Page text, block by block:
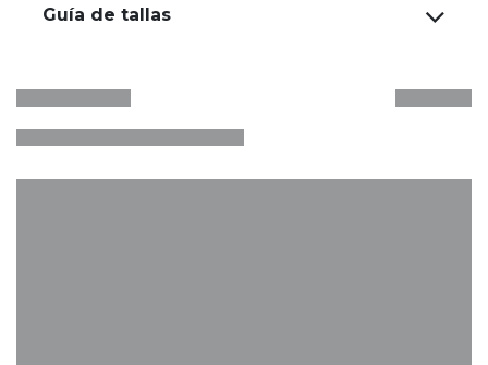
Guía de tallas